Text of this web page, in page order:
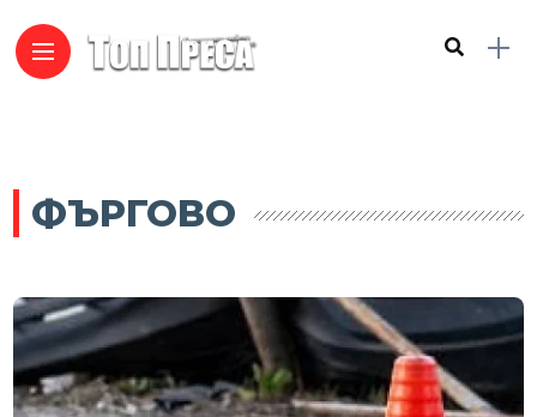
ФЪРГОВО